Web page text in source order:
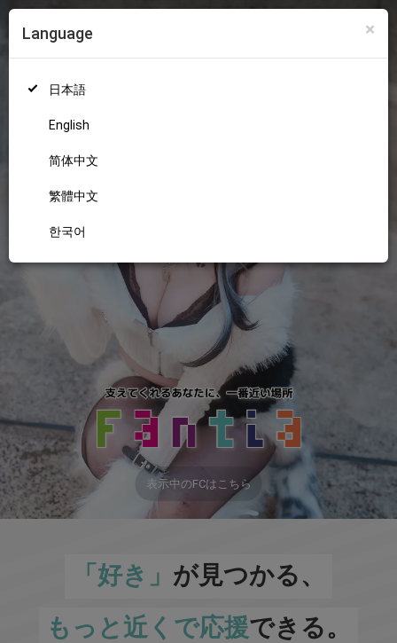
×
Language
日本語
English
简体中文
繁體中文
한국어
18+
表示中のFCはこちら
「好き」 が見つかる、
もっと近くで応援できる。